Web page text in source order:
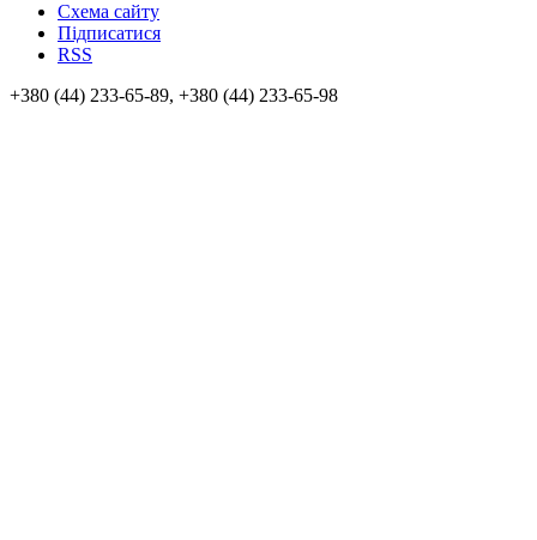
Схема сайту
Підписатися
RSS
+380 (44) 233-65-89, +380 (44) 233-65-98